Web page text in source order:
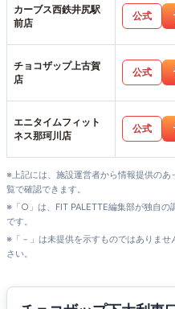
カーブス西鉄井尻駅
前店
公式
チョコザップ上古賀
店
公式
エニタイムフィット
ネス那珂川店
公式
※上記には、施設運営者から情報提供の
覧で確認できます。
※「○」は、FIT PALETTE編集部が独自の
です。
※「－」は未提供を示すものではありま
さい。